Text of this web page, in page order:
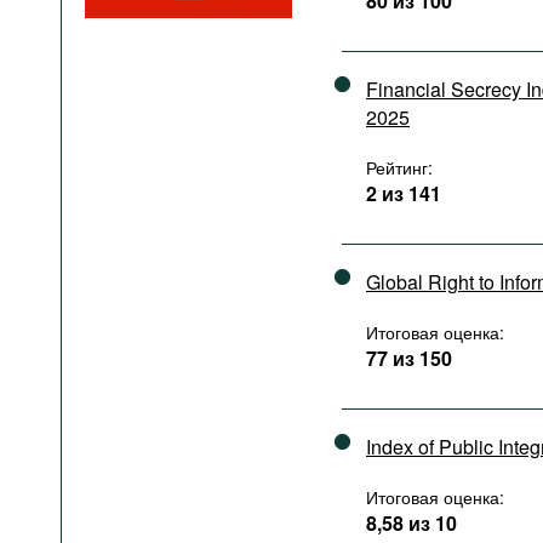
Financial Secrecy
2025
Рейтинг:
2 из 141
Global Right to
Итоговая оценка:
77 из 150
Index of Public
Итоговая оценка:
8,58 из 10